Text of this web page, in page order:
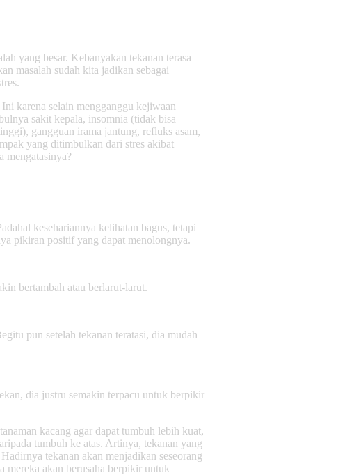
yang besar. Kebanyakan tekanan terasa
masalah sudah kita jadikan sebagai
karena selain mengganggu kejiwaan
sakit kepala, insomnia (tidak bisa
gangguan irama jantung, refluks asam,
yang ditimbulkan dari stres akibat
mengatasinya?
kesehariannya kelihatan bagus, tetapi
pikiran positif yang dapat menolongnya.
bertambah atau berlarut-larut.
pun setelah tekanan teratasi, dia mudah
dia justru semakin terpacu untuk berpikir
kacang agar dapat tumbuh lebih kuat,
tumbuh ke atas. Artinya, tekanan yang
tekanan akan menjadikan seseorang
mereka akan berusaha berpikir untuk